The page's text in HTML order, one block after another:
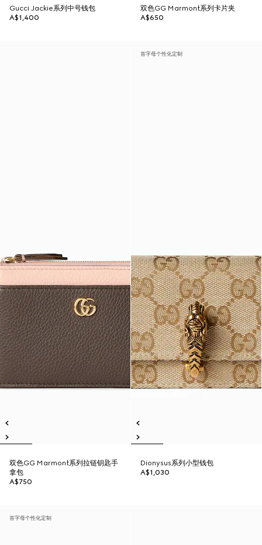
Gucci Jackie系列中号钱包
A$1,400
双色GG Marmont系列卡片夹
A$650
双色GG Marmont系列拉链钥匙手
拿包
A$750
首字母个性化定制
Dionysus系列小型钱包
A$1,030
首字母个性化定制